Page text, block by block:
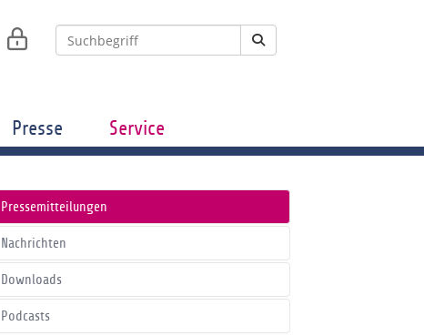
Presse Service
Pressemitteilungen
Nachrichten
Downloads
Podcasts